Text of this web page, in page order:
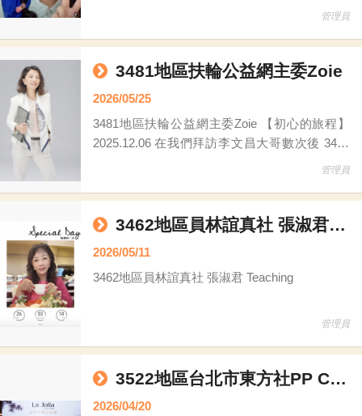
心滿滿的日城社孫嬉雀Donut社友為我們談談參
資源外，並不斷身體力行給予弱勢家庭關懷是我
們公益網的好榜樣之一，請大家不吝給予鼓勵和
們！開著陪伴我們多年辛勞愛車出發囉！人事依
舊但耳邊卻傳來陣陣救護車的鳴笛聲！
管理員
3481地區扶輪公益網主委Zoie
2026/05/25
3481地區扶輪公益網主委Zoie 【初心的旅程】
2025.12.06 在我們拜訪李文昌大哥數次後 3481
小圓點 協助李大哥汐止倉庫----那存放了許多愛
心二手物資的善緣坊 把二手物資上傳到扶輪公
管理員
3462地區員林誼真社 張淑君 Teaching
2026/05/11
3462地區員林誼真社 張淑君 Teaching
管理員
3522地區台北市東方社PP CORA劉灼梅
2026/04/20